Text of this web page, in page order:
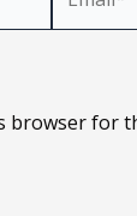
browser for